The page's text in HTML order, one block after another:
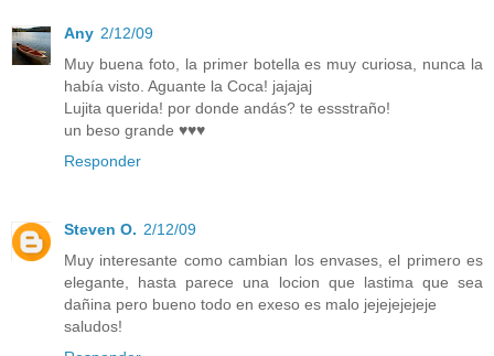
Any 2/12/09
Muy buena foto, la primer botella es muy curiosa, nunca la
había visto. Aguante la Coca! jajajaj
Lujita querida! por donde andás? te essstraño!
un beso grande ♥♥♥
Responder
Steven O. 2/12/09
Muy interesante como cambian los envases, el primero es
elegante, hasta parece una locion que lastima que sea
dañina pero bueno todo en exeso es malo jejejejejeje
saludos!